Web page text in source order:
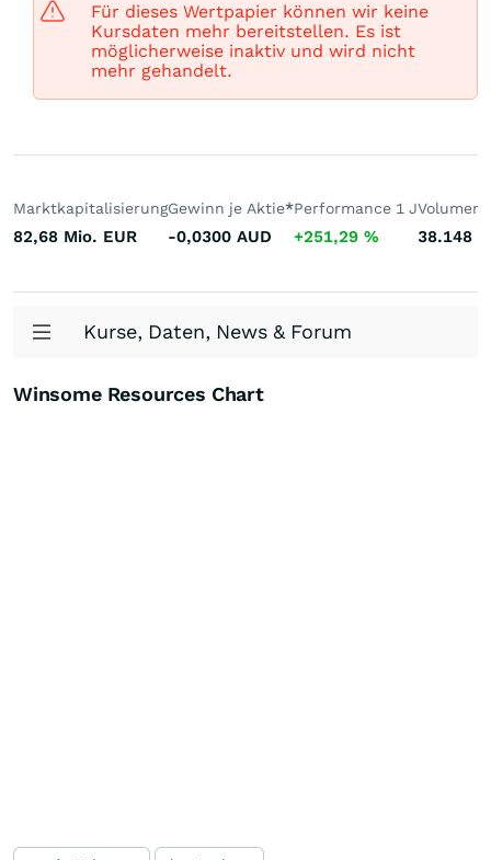
Für dieses Wertpapier können wir keine
Kursdaten mehr bereitstellen. Es ist
möglicherweise inaktiv und wird nicht
mehr gehandelt.
Marktkapitalisierung
82,68 Mio. EUR
Gewinn je Aktie*
-0,0300 AUD
Performance 1 J
+251,29 %
Volumen
38.148
Kurse, Daten, News & Forum
Winsome Resources Chart